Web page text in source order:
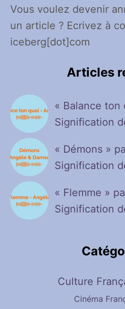
Vous voulez devenir
un article ? Ecrivez à
iceberg[dot]com
Articles
« Balance ton
Signification
« Démons »
Signification
« Flemme »
Signification
Culture
Cinéma